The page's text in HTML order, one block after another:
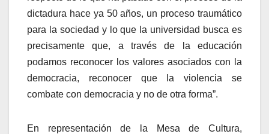
dictadura hace ya 50 años, un proceso traumático
para la sociedad y lo que la universidad busca es
precisamente que, a través de la educación
podamos reconocer los valores asociados con la
democracia, reconocer que la violencia se
combate con democracia y no de otra forma”.
En representación de la Mesa de Cultura,